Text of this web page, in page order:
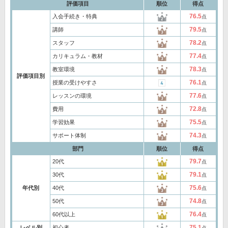
評価項目 順位 得点
評価項目別
入会手続き・特典 76.5点
講師 79.5点
スタッフ 78.2点
カリキュラム・教材 77.4点
教室環境 78.3点
授業の受けやすさ 76.1点
レッスンの環境 77.6点
費用 72.8点
学習効果 75.5点
サポート体制 74.3点
部門 順位 得点
年代別
20代 79.7点
30代 79.1点
40代 75.6点
50代 74.8点
60代以上 76.4点